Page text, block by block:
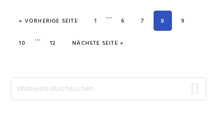
« VORHERIGE SEITEAUFRUFEN
SEITE
1
Weggelassene
Zwischenseiten
… SEITE
6 SEITE
7 SEITE
8 SEITE
9
SEITE
10
Weggelassene
… SEITE
12 NÄCHSTE SEITEAUFRUFEN
»
Seitenspalte
Webseite
durchsuchen